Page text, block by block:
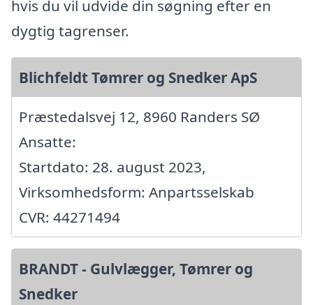
hvis du vil udvide din søgning efter en
dygtig tagrenser.
Blichfeldt Tømrer og Snedker ApS
Præstedalsvej 12, 8960 Randers SØ
Ansatte:
Startdato: 28. august 2023,
Virksomhedsform: Anpartsselskab
CVR: 44271494
BRANDT - Gulvlægger, Tømrer og
Snedker